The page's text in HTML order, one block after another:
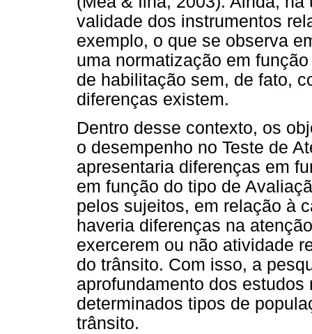
validade dos instrumentos
exemplo, o que se observa
uma normatização em
de habilitação sem, de fato,
diferenças existem.
Dentro desse contexto, os
o desempenho no Teste de
apresentaria diferenças em
em função do tipo de
pelos sujeitos, em relação à
haveria diferenças na
exercerem ou não atividade
do trânsito. Com isso, a
aprofundamento dos
determinados tipos de
trânsito.